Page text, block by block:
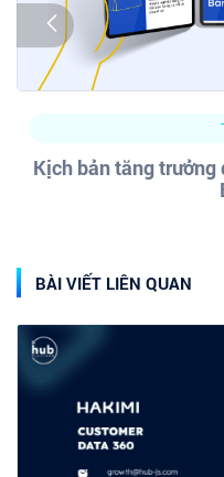
Kịch bản tăng trưởng
BÀI VIẾT LIÊN QUAN